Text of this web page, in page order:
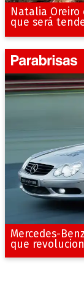
Natalia
que será
Mercedes-
que